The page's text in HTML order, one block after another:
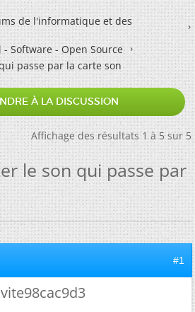
de l'informatique et des
- Software - Open Source
passe par la carte son
À LA DISCUSSION
Affichage des résultats 1 à 5 sur 5
le son qui passe par
#1